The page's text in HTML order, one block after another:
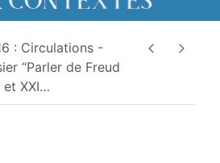
: Circulations -
“Parler de Freud
et XXI…